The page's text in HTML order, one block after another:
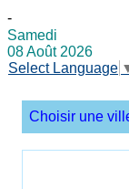
-
Samedi
08 Août 2026
Select Language
Choisir une